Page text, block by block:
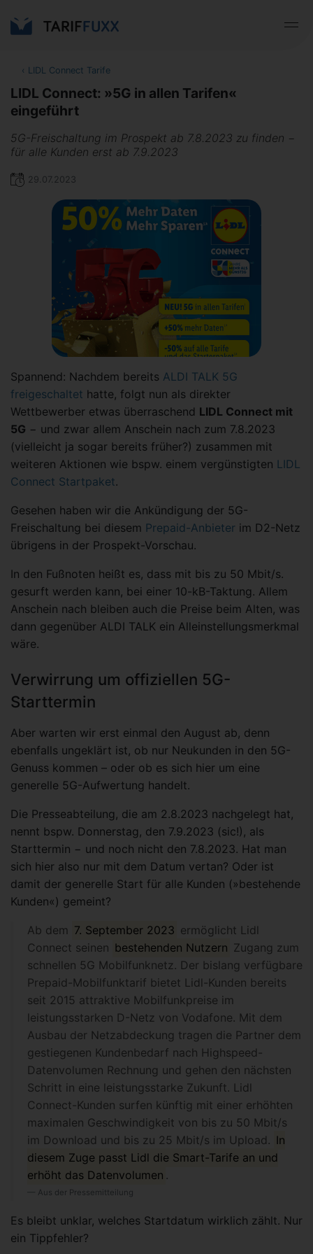
‹ LIDL Connect Tarife
LIDL Connect: »5G in allen Tarifen«
eingeführt
5G-Freischaltung im Prospekt ab 7.8.2023 zu finden −
für alle Kunden erst ab 7.9.2023
29.07.2023
Spannend: Nachdem bereits ALDI TALK 5G
freigeschaltet hatte, folgt nun als direkter
Wettbewerber etwas überraschend LIDL Connect mit
5G − und zwar allem Anschein nach zum 7.8.2023
(vielleicht ja sogar bereits früher?) zusammen mit
weiteren Aktionen wie bspw. einem vergünstigten LIDL
Connect Startpaket.
Gesehen haben wir die Ankündigung der 5G-
Freischaltung bei diesem Prepaid-Anbieter im D2-Netz
übrigens in der Prospekt-Vorschau.
In den Fußnoten heißt es, dass mit bis zu 50 Mbit/s.
gesurft werden kann, bei einer 10-kB-Taktung. Allem
Anschein nach bleiben auch die Preise beim Alten, was
dann gegenüber ALDI TALK ein Alleinstellungsmerkmal
wäre.
Verwirrung um offiziellen 5G-
Starttermin
Aber warten wir erst einmal den August ab, denn
ebenfalls ungeklärt ist, ob nur Neukunden in den 5G-
Genuss kommen – oder ob es sich hier um eine
generelle 5G-Aufwertung handelt.
Die Presseabteilung, die am 2.8.2023 nachgelegt hat,
nennt bspw. Donnerstag, den 7.9.2023 (sic!), als
Starttermin − und noch nicht den 7.8.2023. Hat man
sich hier also nur mit dem Datum vertan? Oder ist
damit der generelle Start für alle Kunden (»bestehende
Kunden«) gemeint?
Ab dem 7. September 2023 ermöglicht Lidl
Connect seinen bestehenden Nutzern Zugang zum
schnellen 5G Mobilfunknetz. Der bislang verfügbare
Prepaid-Mobilfunktarif bietet Lidl-Kunden bereits
seit 2015 attraktive Mobilfunkpreise im
leistungsstarken D-Netz von Vodafone. Mit dem
Ausbau der Netzabdeckung tragen die Partner dem
gestiegenen Kundenbedarf nach Highspeed-
Datenvolumen Rechnung und gehen den nächsten
Schritt in eine leistungsstarke Zukunft. Lidl
Connect-Kunden surfen künftig mit einer erhöhten
maximalen Geschwindigkeit von bis zu 50 Mbit/s
im Download und bis zu 25 Mbit/s im Upload. In
diesem Zuge passt Lidl die Smart-Tarife an und
erhöht das Datenvolumen .
Aus der Pressemitteilung
Es bleibt unklar, welches Startdatum wirklich zählt. Nur
ein Tippfehler?